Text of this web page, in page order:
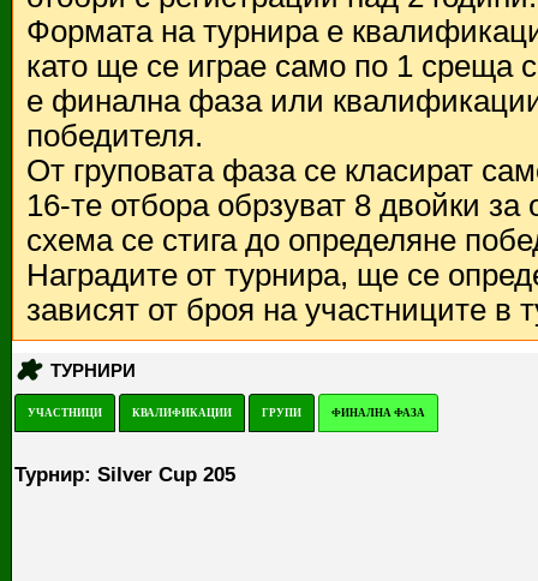
Формата на турнира е
като ще се играе само по 1 среща
е финална фаза или
победителя.
От груповата фаза се класират
16-те отбора обрзуват 8 двойки
схема се стига до определяне
Наградите от турнира, ще се
зависят от броя на участниците в
ТУРНИРИ
УЧАСТНИЦИ КВАЛИФИКАЦИИ ГРУПИ ФИНАЛНА ФАЗА
Турнир: Silver Cup 205